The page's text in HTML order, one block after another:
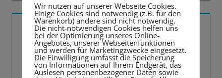
5 BESTE LERNTIPPS
Video-
Player
Wir nutzen auf unserer Webseite Cookies.
Einige Cookies sind notwendig (z.B. für den
Warenkorb) andere sind nicht notwendig.
Die nicht-notwendigen Cookies helfen uns
bei der Optimierung unseres Online-
Angebotes, unserer Webseitenfunktionen
und werden für Marketingzwecke eingesetzt.
Die Einwilligung umfasst die Speicherung
von Informationen auf Ihrem Endgerät, das
Auslesen personenbezogener Daten sowie